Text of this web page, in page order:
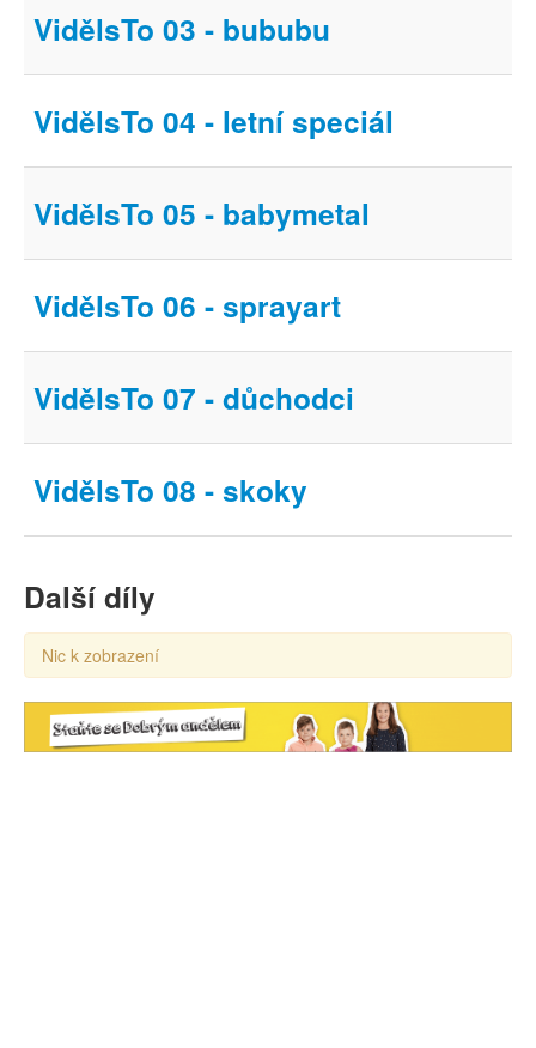
Můj profil
Aktuality
VidělsTo 03 - bububu
VidělsTo 04 - letní speciál
VidělsTo 05 - babymetal
VidělsTo 06 - sprayart
VidělsTo 07 - důchodci
VidělsTo 08 - skoky
Další díly
Nic k zobrazení